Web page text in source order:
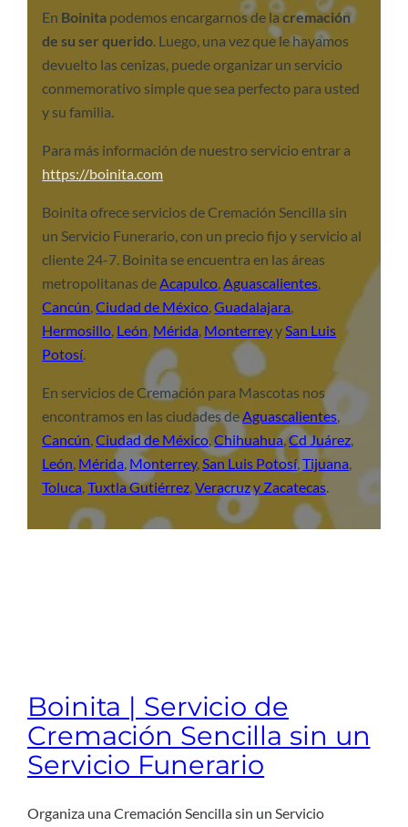
En Boinita podemos encargarnos de lacremación
de su ser querido . Luego, una vez que le hayamos
devuelto las cenizas, puede organizar un servicio
conmemorativo simple que sea perfecto para usted
y su familia.
Para más información de nuestro servicio entrar a
https://boinita.com
Boinita ofrece servicios de Cremación Sencilla sin
un Servicio Funerario, con un precio fijo y servicio al
cliente 24-7. Boinita se encuentra en las áreas
metropolitanas deAcapulco,Aguascalientes,
Cancún,Ciudad de México,Guadalajara,
Hermosillo, León, Mérida, MonterreyySan Luis
Potosí.
En servicios de Cremación para Mascotas nos
encontramos en las ciudades deAguascalientes,
Cancún,Ciudad de México,Chihuahua,Cd Juárez,
León, Mérida, Monterrey,San Luis Potosí,Tijuana,
Toluca,Tuxtla Gutiérrez,Veracruzy Zacatecas.
Boinita | Servicio de
Cremación Sencilla sin un
Servicio Funerario
Organiza una Cremación Sencilla sin un Servicio